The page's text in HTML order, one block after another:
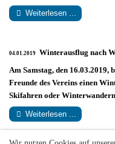
Weiterlesen ...
04.01.2019 Winterausflug nach
Am Samstag, den
Freunde des Vereins einen
Skifahren oder
Weiterlesen ...